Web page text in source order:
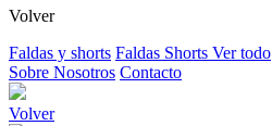
Volver
Faldas y shorts Faldas Shorts Ver todo
Sobre Nosotros Contacto
Volver